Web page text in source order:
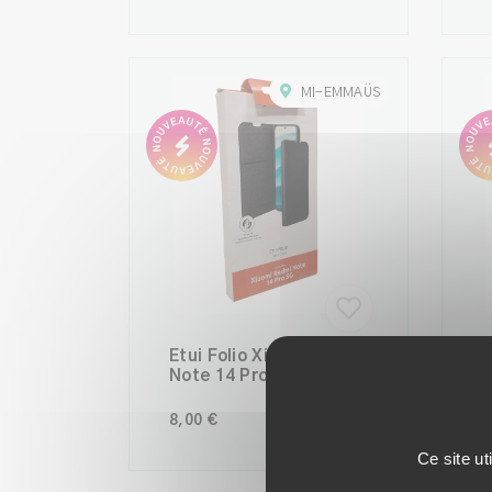
MI-EMMAÜS
Étui Folio Xiaomi Redmi
Note 14 Pro 5G avec
8,00 €
Ce site